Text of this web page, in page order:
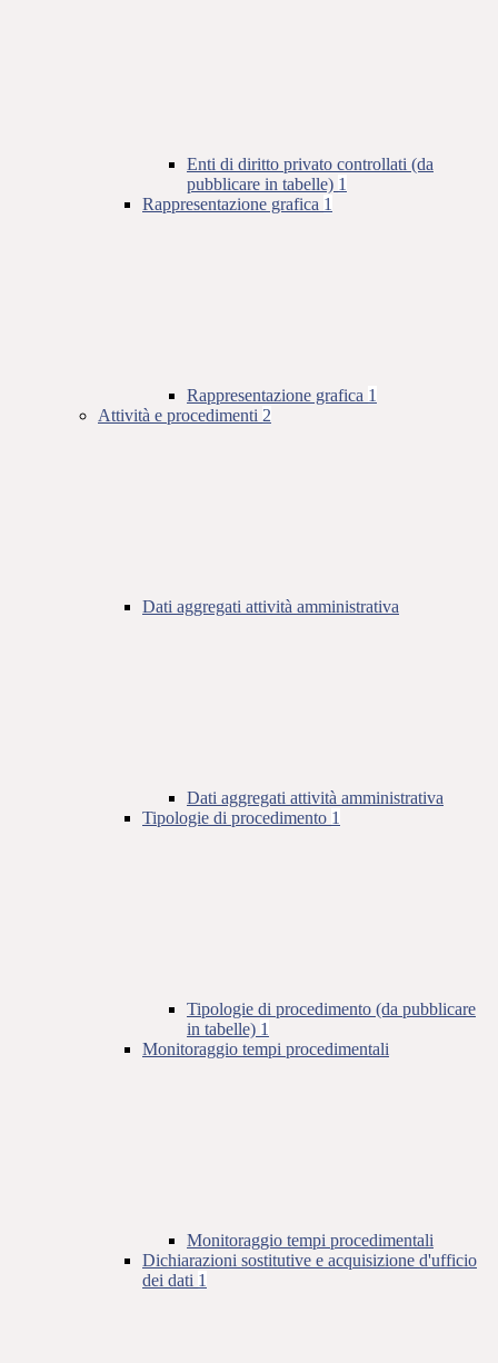
Enti di diritto privato controllati (da
pubblicare in tabelle) 1
Rappresentazione grafica 1
Rappresentazione grafica 1
Attività e procedimenti 2
Dati aggregati attività amministrativa
Dati aggregati attività amministrativa
Tipologie di procedimento 1
Tipologie di procedimento (da pubblicare
in tabelle) 1
Monitoraggio tempi procedimentali
Monitoraggio tempi procedimentali
Dichiarazioni sostitutive e acquisizione d'ufficio
dei dati 1